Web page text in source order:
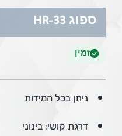
ספוג 33-HR
זמין
ניתן בכל המידות
דרגת קושי: בינוני